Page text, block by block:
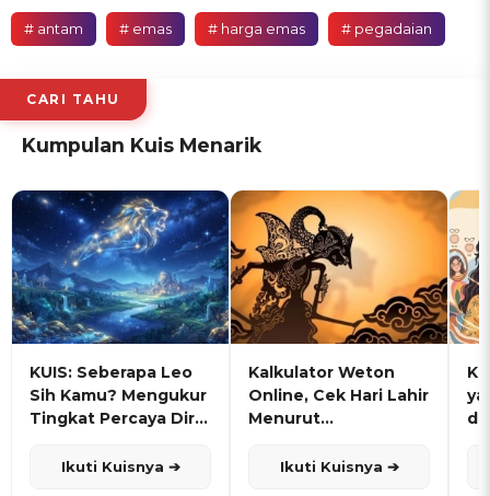
# antam # emas # harga emas # pegadaian
CARI TAHU
Kumpulan Kuis Menarik
KUIS: Seberapa Leo
Sih Kamu? Mengukur
Tingkat Percaya Diri
Ikuti Kuisnya ➔
Kalkulator Weton
Online, Cek Hari Lahir
Menurut
Ikuti Kuisnya ➔